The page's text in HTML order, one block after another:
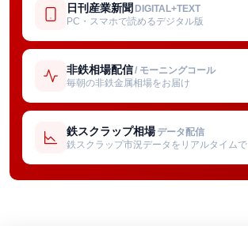
日刊産業新聞 DIGITAL+TEXT
PC・スマホで読めるデジタル版
非鉄相場配信/ モーニングコール
毎朝の非鉄金属相場をお届け
鉄スクラップ相場 データ配信
鉄スクラップ市況データをリアルタイムで